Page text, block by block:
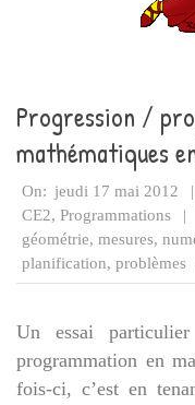
Progression /
mathématiques
2012-
05-
17
On: jeudi 17 mai 2012
CE2, Programmations
géométrie, mesures,
planification, problèmes
Un essai
programmation en
fois-ci, c’est en